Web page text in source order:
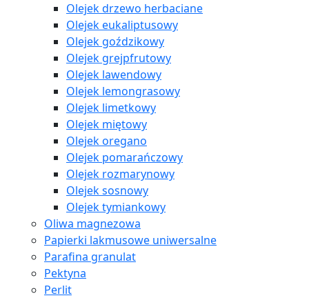
Olejek drzewo herbaciane
Olejek eukaliptusowy
Olejek goździkowy
Olejek grejpfrutowy
Olejek lawendowy
Olejek lemongrasowy
Olejek limetkowy
Olejek miętowy
Olejek oregano
Olejek pomarańczowy
Olejek rozmarynowy
Olejek sosnowy
Olejek tymiankowy
Oliwa magnezowa
Papierki lakmusowe uniwersalne
Parafina granulat
Pektyna
Perlit